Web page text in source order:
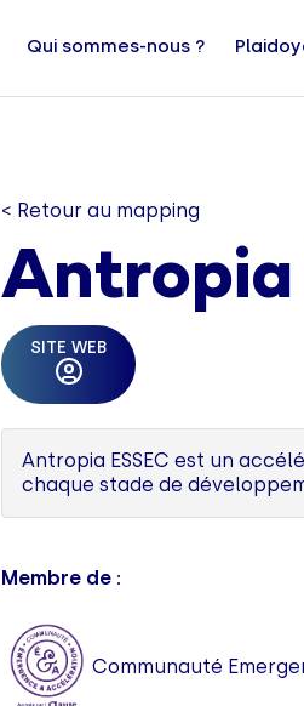
Qui sommes-nous ?
< Retour au mapping
Antropia
SITE WEB
Antropia ESSEC est un
chaque stade de
Membre de :
Communauté